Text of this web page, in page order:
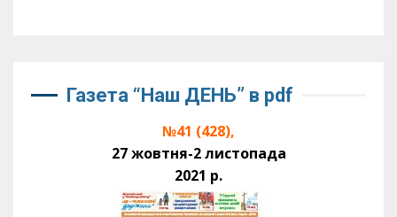
Газета “Наш ДЕНЬ” в pdf
№41 (428),
27 жовтня-2 листопада
2021 р.